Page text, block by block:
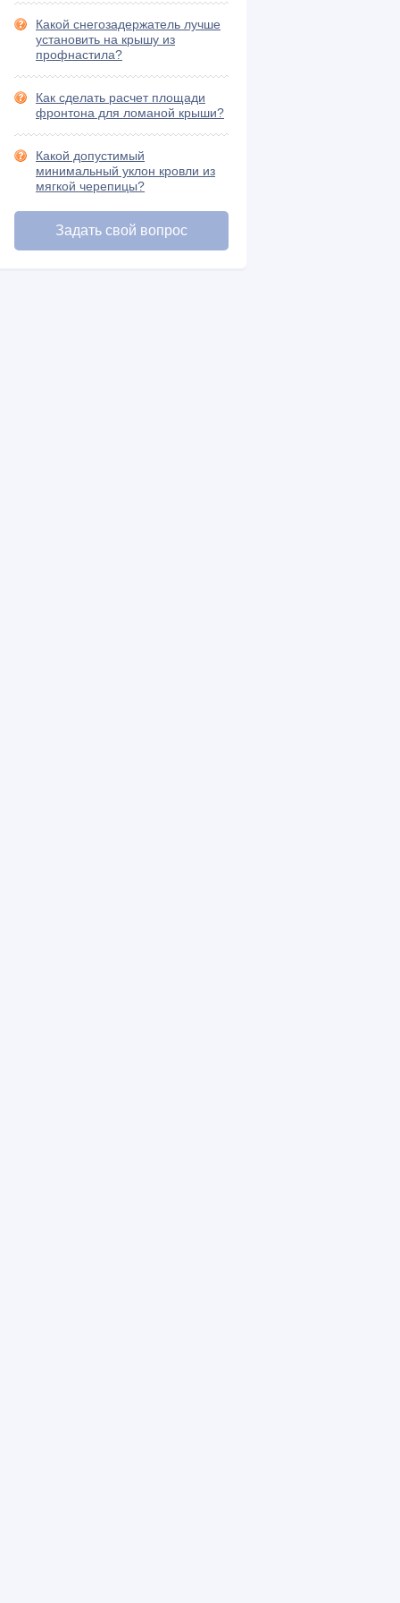
Шифер и его разновидности (15)
Какой снегозадержатель лучше
установить на крышу из
профнастила?
Как сделать расчет площади
фронтона для ломаной крыши?
Какой допустимый
минимальный уклон кровли из
мягкой черепицы?
Задать свой вопрос